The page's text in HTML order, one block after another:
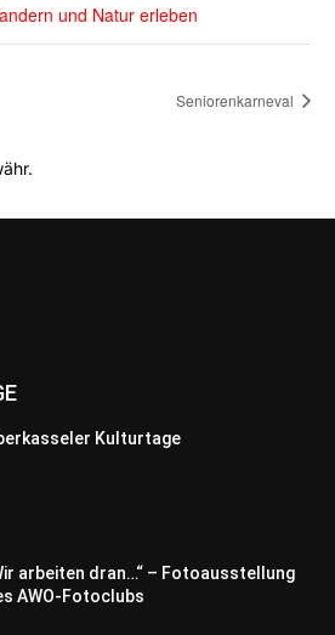
und Natur erleben
Seniorenkarneval
Kulturtage
arbeiten dran…“ – Fotoausstellung
AWO-Fotoclubs